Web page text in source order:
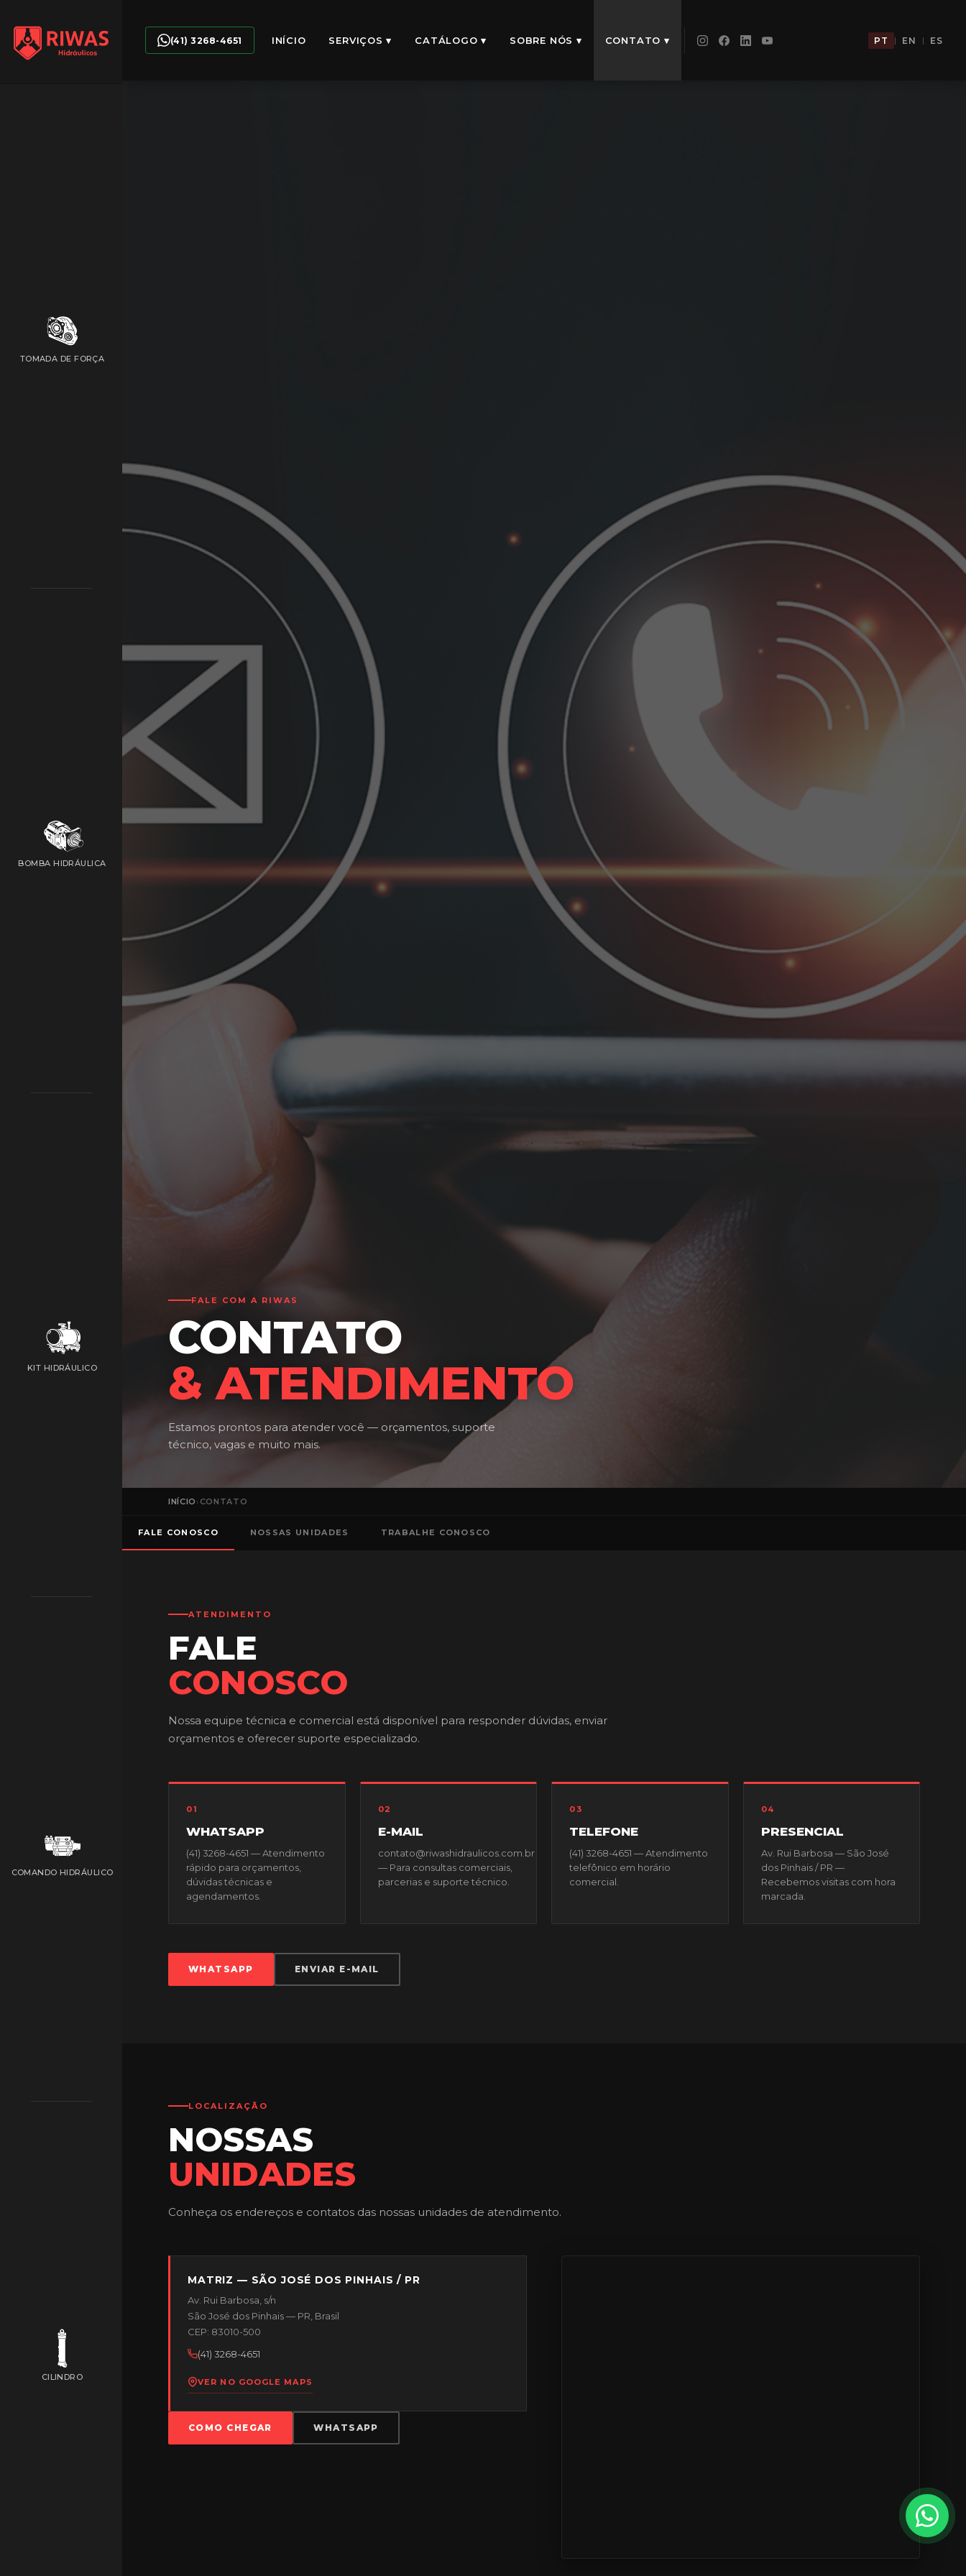
(41) 3268-4651 INÍCIO SERVIÇOS ▾ CATÁLOGO ▾ SOBRE NÓS ▾ CONTATO ▾ PT | EN | ES
TOMADA DE FORÇA
BOMBA HIDRÁULICA
KIT HIDRÁULICO
COMANDO HIDRÁULICO
CILINDRO
FALE COM A RIWAS
CONTATO
& ATENDIMENTO
Estamos prontos para atender você — orçamentos, suporte
técnico, vagas e muito mais.
INÍCIO › CONTATO
FALE CONOSCO NOSSAS UNIDADES TRABALHE CONOSCO
ATENDIMENTO
FALE
CONOSCO
Nossa equipe técnica e comercial está disponível para responder dúvidas, enviar
orçamentos e oferecer suporte especializado.
01
WHATSAPP
(41) 3268-4651 — Atendimento
rápido para orçamentos,
dúvidas técnicas e
agendamentos.
02
E-MAIL
contato@riwashidraulicos.com.br
— Para consultas comerciais,
parcerias e suporte técnico.
03
TELEFONE
(41) 3268-4651 — Atendimento
telefônico em horário
comercial.
04
PRESENCIAL
Av. Rui Barbosa — São José
dos Pinhais / PR —
Recebemos visitas com hora
marcada.
WHATSAPP ENVIAR E-MAIL
LOCALIZAÇÃO
NOSSAS
UNIDADES
Conheça os endereços e contatos das nossas unidades de atendimento.
MATRIZ — SÃO JOSÉ DOS PINHAIS / PR
Av. Rui Barbosa, s/n
São José dos Pinhais — PR, Brasil
CEP: 83010-500
(41) 3268-4651
VER NO GOOGLE MAPS
COMO CHEGAR WHATSAPP